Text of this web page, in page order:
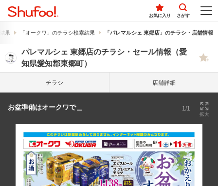
お気に入り さがす
果 「オークワ」のチラシ検索結果 「パレマルシェ 東郷店」のチラシ・店舗情報
パレマルシェ 東郷店のチラシ・セール情報（愛
知県愛知郡東郷町）
チラシ 店舗詳細
お盆準備はオークワで＿ 1/1
拡大